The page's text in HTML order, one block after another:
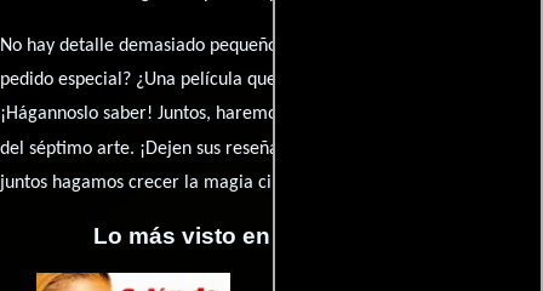
No hay detalle demasiado pequeño ni opinión insignificante. ¿Algún
pedido especial? ¿Una película que sueñas con ver reseñada?
¡Hágannoslo saber! Juntos, haremos de esta comunidad el epicentro
del séptimo arte. ¡Dejen sus reseña en la
juntos hagamos crecer la magia cinematográfica!
Lo más visto en Cineyseries.net